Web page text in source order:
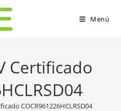
Menú
Certificado
COCR961226HCLRSD04